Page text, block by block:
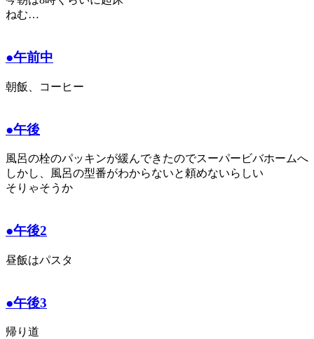
ねむ…
●午前中
朝飯、コーヒー
●午後
風呂の栓のパッキンが緩んできたのでスーパービバホームへ
しかし、風呂の型番がわからないと頼めないらしい
そりゃそうか
●午後2
昼飯はパスタ
●午後3
帰り道